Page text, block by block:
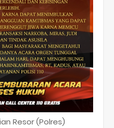
Resor (Polres)